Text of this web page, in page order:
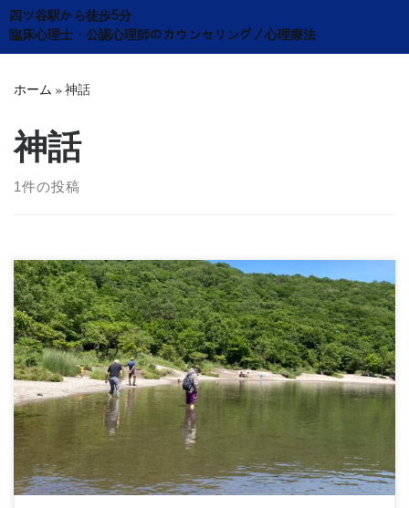
Skip
to
content
四ツ谷駅から徒歩5分
臨床心理士・公認心理師のカウンセリング／心理療法
ホーム »神話
神話
1件の投稿
第16回 ミニレクチャー：ナルキッソス神話を読む 講 師：
大録慈 日 時：2025年10月20日(月 […]